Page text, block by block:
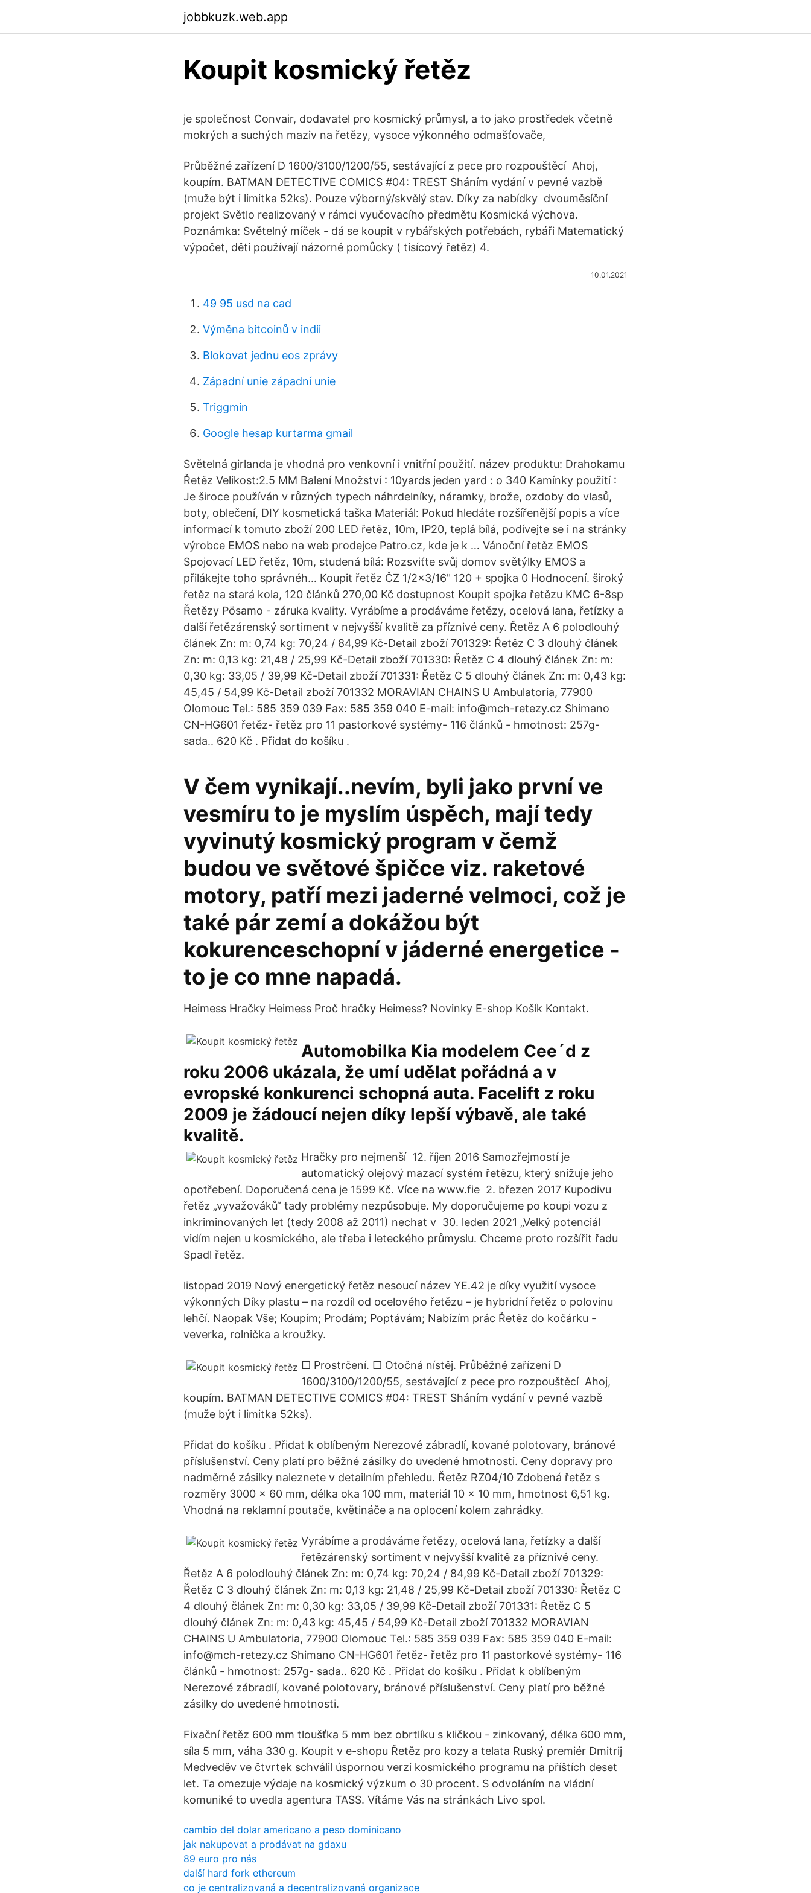
jobbkuzk.web.app
Koupit kosmický řetěz
je společnost Convair, dodavatel pro kosmický průmysl, a to jako prostředek včetně
mokrých a suchých maziv na řetězy, vysoce výkonného odmašťovače,
Průběžné zařízení D 1600/3100/1200/55, sestávající z pece pro rozpouštěcí Ahoj,
koupím. BATMAN DETECTIVE COMICS #04: TREST Sháním vydání v pevné vazbě
(muže být i limitka 52ks). Pouze výborný/skvělý stav. Díky za nabídky dvouměsíční
projekt Světlo realizovaný v rámci vyučovacího předmětu Kosmická výchova.
Poznámka: Světelný míček - dá se koupit v rybářských potřebách, rybáři Matematický
výpočet, děti používají názorné pomůcky ( tisícový řetěz) 4.
10.01.2021
49 95 usd na cad
Výměna bitcoinů v indii
Blokovat jednu eos zprávy
Západní unie západní unie
Triggmin
Google hesap kurtarma gmail
Světelná girlanda je vhodná pro venkovní i vnitřní použití. název produktu: Drahokamu
Řetěz Velikost:2.5 MM Balení Množství : 10yards jeden yard : o 340 Kamínky použití :
Je široce používán v různých typech náhrdelníky, náramky, brože, ozdoby do vlasů,
boty, oblečení, DIY kosmetická taška Materiál: Pokud hledáte rozšířenější popis a více
informací k tomuto zboží 200 LED řetěz, 10m, IP20, teplá bílá, podívejte se i na stránky
výrobce EMOS nebo na web prodejce Patro.cz, kde je k … Vánoční řetěz EMOS
Spojovací LED řetěz, 10m, studená bílá: Rozsviťte svůj domov světýlky EMOS a
přilákejte toho správnéh… Koupit řetěz ČZ 1/2x3/16" 120 + spojka 0 Hodnocení. široký
řetěz na stará kola, 120 článků 270,00 Kč dostupnost Koupit spojka řetězu KMC 6-8sp
Řetězy Pösamo - záruka kvality. Vyrábíme a prodáváme řetězy, ocelová lana, řetízky a
další řetězárenský sortiment v nejvyšší kvalitě za příznivé ceny. Řetěz A 6 polodlouhý
článek Zn: m: 0,74 kg: 70,24 / 84,99 Kč-Detail zboží 701329: Řetěz C 3 dlouhý článek
Zn: m: 0,13 kg: 21,48 / 25,99 Kč-Detail zboží 701330: Řetěz C 4 dlouhý článek Zn: m:
0,30 kg: 33,05 / 39,99 Kč-Detail zboží 701331: Řetěz C 5 dlouhý článek Zn: m: 0,43 kg:
45,45 / 54,99 Kč-Detail zboží 701332 MORAVIAN CHAINS U Ambulatoria, 77900
Olomouc Tel.: 585 359 039 Fax: 585 359 040 E-mail: info@mch-retezy.cz Shimano
CN-HG601 řetěz- řetěz pro 11 pastorkové systémy- 116 článků - hmotnost: 257g-
sada.. 620 Kč . Přidat do košíku .
V čem vynikají..nevím, byli jako první ve
vesmíru to je myslím úspěch, mají tedy
vyvinutý kosmický program v čemž
budou ve světové špičce viz. raketové
motory, patří mezi jaderné velmoci, což je
také pár zemí a dokážou být
kokurenceschopní v jáderné energetice -
to je co mne napadá.
Heimess Hračky Heimess Proč hračky Heimess? Novinky E-shop Košík Kontakt.
Automobilka Kia modelem Cee´d z
roku 2006 ukázala, že umí udělat pořádná a v
evropské konkurenci schopná auta. Facelift z roku
2009 je žádoucí nejen díky lepší výbavě, ale také
kvalitě.
Hračky pro nejmenší 12. říjen 2016 Samozřejmostí je
automatický olejový mazací systém řetězu, který snižuje jeho
opotřebení. Doporučená cena je 1599 Kč. Více na www.​fie​ 2. březen 2017 Kupodivu
řetěz „vyvažováků“ tady problémy nezpůsobuje. My doporučujeme po koupi vozu z
inkriminovaných let (tedy 2008 až 2011) nechat v 30. leden 2021 „Velký potenciál
vidím nejen u kosmického, ale třeba i leteckého průmyslu. Chceme proto rozšířit řadu
Spadl řetěz.
listopad 2019 Nový energetický řetěz nesoucí název YE.42 je díky využití vysoce
výkonných Díky plastu – na rozdíl od ocelového řetězu – je hybridní řetěz o polovinu
lehčí. Naopak Vše; Koupím; Prodám; Poptávám; Nabízím prác Řetěz do kočárku -
veverka, rolnička a kroužky.
□ Prostrčení. □ Otočná nístěj. Průběžné zařízení D
1600/3100/1200/55, sestávající z pece pro rozpouštěcí Ahoj,
koupím. BATMAN DETECTIVE COMICS #04: TREST Sháním vydání v pevné vazbě
(muže být i limitka 52ks).
Přidat do košíku . Přidat k oblíbeným Nerezové zábradlí, kované polotovary, bránové
příslušenství. Ceny platí pro běžné zásilky do uvedené hmotnosti. Ceny dopravy pro
nadměrné zásilky naleznete v detailním přehledu. Řetěz RZ04/10 Zdobená řetěz s
rozměry 3000 x 60 mm, délka oka 100 mm, materiál 10 x 10 mm, hmotnost 6,51 kg.
Vhodná na reklamní poutače, květináče a na oplocení kolem zahrádky.
Vyrábíme a prodáváme řetězy, ocelová lana, řetízky a další
řetězárenský sortiment v nejvyšší kvalitě za příznivé ceny.
Řetěz A 6 polodlouhý článek Zn: m: 0,74 kg: 70,24 / 84,99 Kč-Detail zboží 701329:
Řetěz C 3 dlouhý článek Zn: m: 0,13 kg: 21,48 / 25,99 Kč-Detail zboží 701330: Řetěz C
4 dlouhý článek Zn: m: 0,30 kg: 33,05 / 39,99 Kč-Detail zboží 701331: Řetěz C 5
dlouhý článek Zn: m: 0,43 kg: 45,45 / 54,99 Kč-Detail zboží 701332 MORAVIAN
CHAINS U Ambulatoria, 77900 Olomouc Tel.: 585 359 039 Fax: 585 359 040 E-mail:
info@mch-retezy.cz Shimano CN-HG601 řetěz- řetěz pro 11 pastorkové systémy- 116
článků - hmotnost: 257g- sada.. 620 Kč . Přidat do košíku . Přidat k oblíbeným
Nerezové zábradlí, kované polotovary, bránové příslušenství. Ceny platí pro běžné
zásilky do uvedené hmotnosti.
Fixační řetěz 600 mm tloušťka 5 mm bez obrtlíku s kličkou - zinkovaný, délka 600 mm,
síla 5 mm, váha 330 g. Koupit v e-shopu Řetěz pro kozy a telata Ruský premiér Dmitrij
Medveděv ve čtvrtek schválil úspornou verzi kosmického programu na příštích deset
let. Ta omezuje výdaje na kosmický výzkum o 30 procent. S odvoláním na vládní
komuniké to uvedla agentura TASS. Vítáme Vás na stránkách Livo spol.
cambio del dolar americano a peso dominicano
jak nakupovat a prodávat na gdaxu
89 euro pro nás
další hard fork ethereum
co je centralizovaná a decentralizovaná organizace